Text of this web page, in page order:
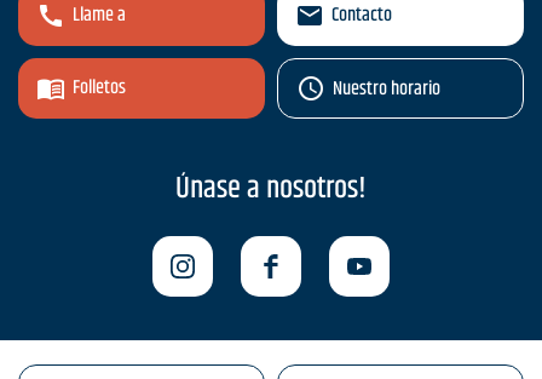
Llame a
Folletos
Contacto
Nuestro horario
Únase a nosotros!